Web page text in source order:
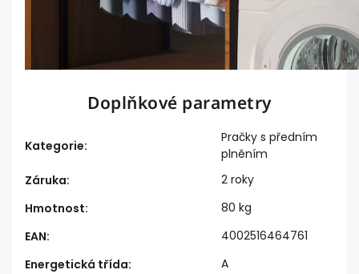
Doplňkové parametry
Kategorie:
Pračky s předním
plněním
Záruka:
2 roky
Hmotnost:
80 kg
EAN:
4002516464761
Energetická třída:
A